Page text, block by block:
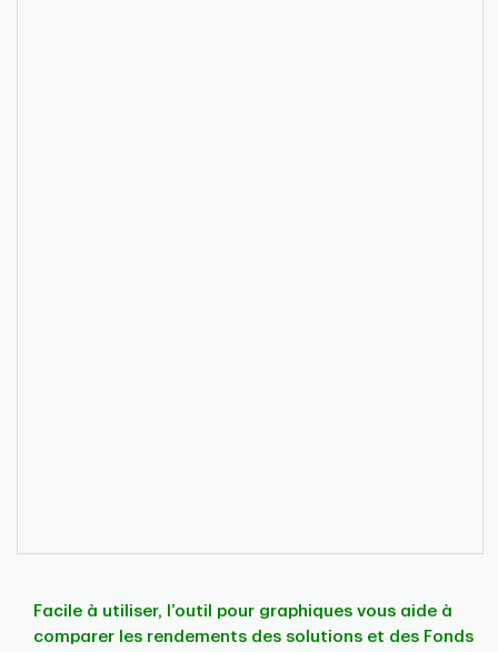
Facile à utiliser, l’outil pour graphiques vous aide à
comparer les rendements des solutions et des Fonds